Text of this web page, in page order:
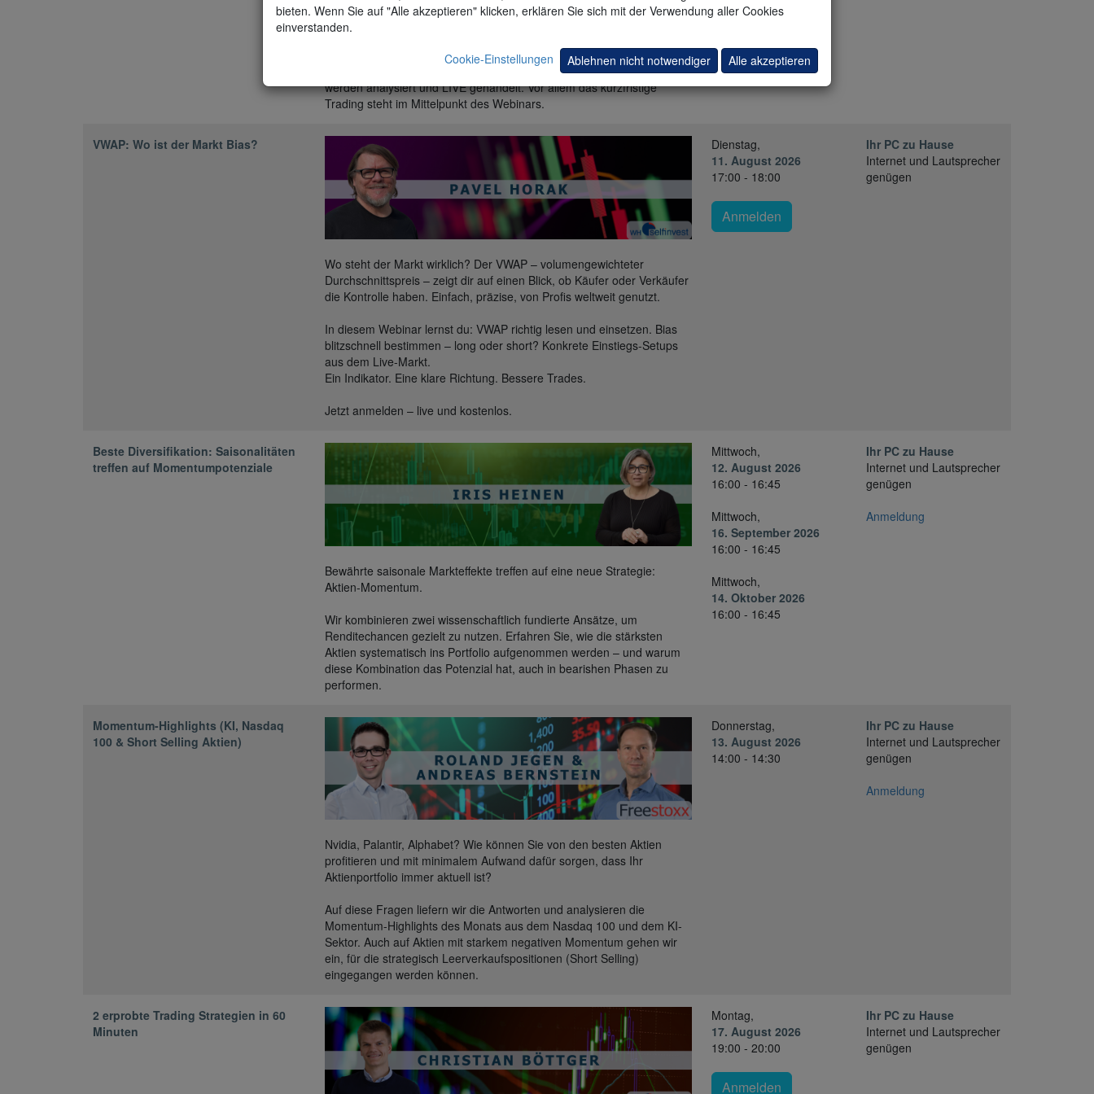
pro Kalenderwoche, welche kurzfristigen Chancen sich am
Aktienmarkt bieten. DAX, Dow, Nasdaq und weitere Wunschmärkte
werden analysiert und LIVE gehandelt. Vor allem das kurzfristige
Trading steht im Mittelpunkt des Webinars.
10:00 - 10:45
VWAP: Wo ist der Markt Bias?
Wo steht der Markt wirklich? Der VWAP – volumengewichteter
Durchschnittspreis – zeigt dir auf einen Blick, ob Käufer oder Verkäufer
die Kontrolle haben. Einfach, präzise, von Profis weltweit genutzt.
In diesem Webinar lernst du: VWAP richtig lesen und einsetzen. Bias
blitzschnell bestimmen – long oder short? Konkrete Einstiegs-Setups
aus dem Live-Markt.
Ein Indikator. Eine klare Richtung. Bessere Trades.
Jetzt anmelden – live und kostenlos.
Dienstag,
11. August 2026
17:00 - 18:00
Anmelden
Ihr PC zu Hause
Internet und Lautsprecher
genügen
Beste Diversifikation: Saisonalitäten
treffen auf Momentumpotenziale
Bewährte saisonale Markteffekte treffen auf eine neue Strategie:
Aktien-Momentum.
Wir kombinieren zwei wissenschaftlich fundierte Ansätze, um
Renditechancen gezielt zu nutzen. Erfahren Sie, wie die stärksten
Aktien systematisch ins Portfolio aufgenommen werden – und warum
diese Kombination das Potenzial hat, auch in bearishen Phasen zu
performen.
Mittwoch,
12. August 2026
16:00 - 16:45
Mittwoch,
16. September 2026
16:00 - 16:45
Mittwoch,
14. Oktober 2026
16:00 - 16:45
Ihr PC zu Hause
Internet und Lautsprecher
genügen
Anmeldung
Momentum-Highlights (KI, Nasdaq
100 & Short Selling Aktien)
Nvidia, Palantir, Alphabet? Wie können Sie von den besten Aktien
profitieren und mit minimalem Aufwand dafür sorgen, dass Ihr
Aktienportfolio immer aktuell ist?
Auf diese Fragen liefern wir die Antworten und analysieren die
Momentum-Highlights des Monats aus dem Nasdaq 100 und dem KI-
Sektor. Auch auf Aktien mit starkem negativen Momentum gehen wir
ein, für die strategisch Leerverkaufspositionen (Short Selling)
eingegangen werden können.
Donnerstag,
13. August 2026
14:00 - 14:30
Ihr PC zu Hause
Internet und Lautsprecher
genügen
Anmeldung
2 erprobte Trading Strategien in 60
Minuten
Montag,
17. August 2026
19:00 - 20:00
Anmelden
Ihr PC zu Hause
Internet und Lautsprecher
genügen
bieten. Wenn Sie auf "Alle akzeptieren" klicken, erklären Sie sich mit der Verwendung aller Cookies
einverstanden.
Cookie-Einstellungen
Ablehnen nicht notwendiger Alle akzeptieren